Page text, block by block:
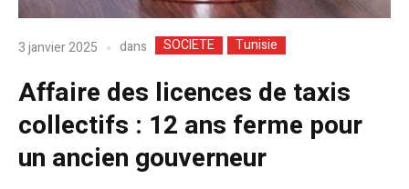
3 janvier 2025 dans SOCIETE Tunisie
Affaire des licences de taxis
collectifs : 12 ans ferme pour
un ancien gouverneur